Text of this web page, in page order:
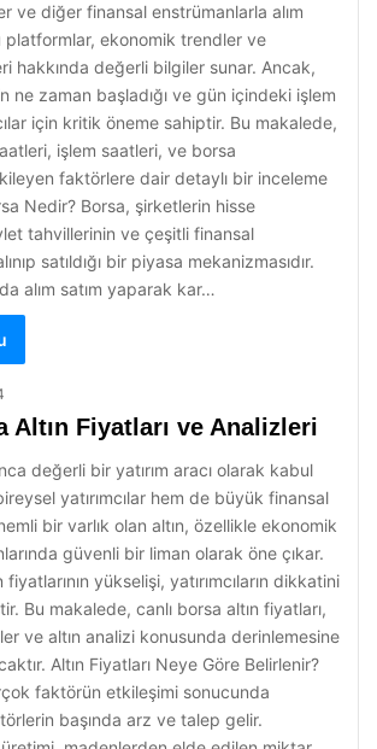
ve diğer finansal enstrümanlarla alım
platformlar, ekonomik trendler ve
hakkında değerli bilgiler sunar. Ancak,
ne zaman başladığı ve gün içindeki işlem
için kritik öneme sahiptir. Bu makalede,
işlem saatleri, ve borsa
faktörlere dair detaylı bir inceleme
Nedir? Borsa, şirketlerin hisse
tahvillerinin ve çeşitli finansal
satıldığı bir piyasa mekanizmasıdır.
alım satım yaparak kar…
Altın Fiyatları ve Analizleri
değerli bir yatırım aracı olarak kabul
yatırımcılar hem de büyük finansal
bir varlık olan altın, özellikle ekonomik
güvenli bir liman olarak öne çıkar.
fiyatlarının yükselişi, yatırımcıların dikkatini
Bu makalede, canlı borsa altın fiyatları,
ve altın analizi konusunda derinlemesine
Altın Fiyatları Neye Göre Belirlenir?
faktörün etkileşimi sonucunda
başında arz ve talep gelir.